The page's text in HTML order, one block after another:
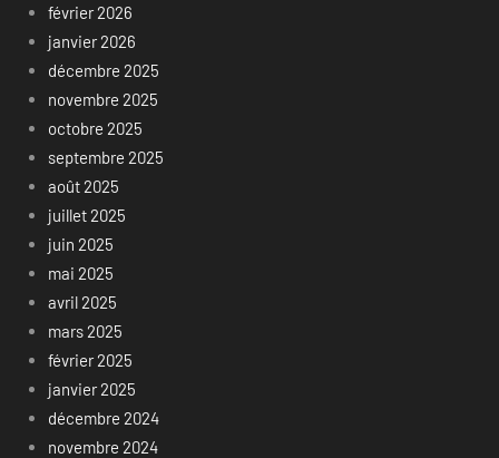
février 2026
janvier 2026
décembre 2025
novembre 2025
octobre 2025
septembre 2025
août 2025
juillet 2025
juin 2025
mai 2025
avril 2025
mars 2025
février 2025
janvier 2025
décembre 2024
novembre 2024